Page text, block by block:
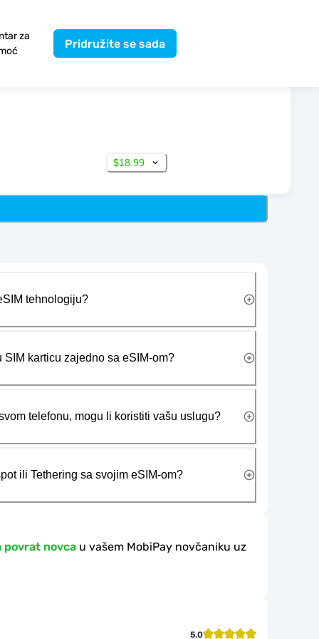
za
Pridružite se sada
$18.99
tehnologiju?
karticu zajedno sa eSIM-om?
telefonu, mogu li koristiti vašu uslugu?
ili Tethering sa svojim eSIM-om?
povrat novca u vašem MobiPay novčaniku uz
5.0